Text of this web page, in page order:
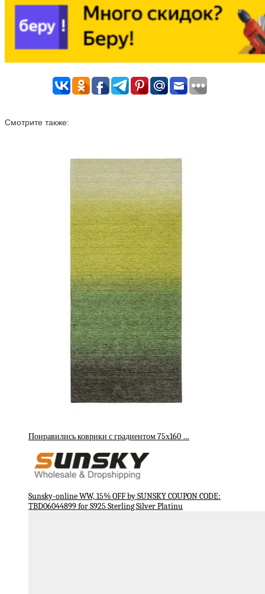
Смотрите также:
Понравились коврики с градиентом 75х160 …
Sunsky-online WW, 15% OFF by SUNSKY COUPON CODE:
TBD06044899 for S925 Sterling Silver Platinu